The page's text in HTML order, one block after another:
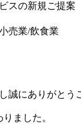
スの新規ご提案
売業/飲食業
誠にありがとう
ました。